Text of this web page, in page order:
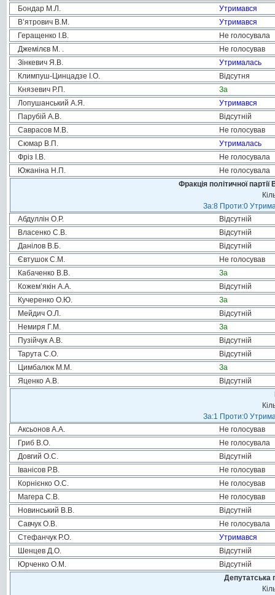
Бондар М.Л.
Утримався
В’ятрович В.М.
Утримався
Геращенко І.В.
Не голосувала
Джемілєв М. .
Не голосував
Зінкевич Я.В.
Утрималась
Климпуш-Цинцадзе І.О.
Відсутня
Князевич Р.П.
За
Лопушанський А.Я.
Утримався
Парубій А.В.
Відсутній
Саврасов М.В.
Не голосував
Сюмар В.П.
Утрималась
Фріз І.В.
Не голосувала
Южаніна Н.П.
Не голосувала
Фракція політичної
За:8 Проти:0
Абдуллін О.Р.
Відсутній
Власенко С.В.
Відсутній
Данілов В.Б.
Відсутній
Євтушок С.М.
Не голосував
Кабаченко В.В.
За
Кожем’якін А.А.
Відсутній
Кучеренко О.Ю.
За
Мейдич О.Л.
Відсутній
Немиря Г.М.
За
Пузійчук А.В.
Відсутній
Тарута С.О.
Відсутній
Цимбалюк М.М.
За
Яценко А.В.
Відсутній
За:1 Проти:0
Аксьонов А.А.
Не голосував
Гриб В.О.
Не голосувала
Довгий О.С.
Відсутній
Іванісов Р.В.
Не голосував
Корнієнко О.С.
Не голосував
Магера С.В.
Не голосував
Новинський В.В.
Відсутній
Савчук О.В.
Не голосувала
Стефанчук Р.О.
Утримався
Шенцев Д.О.
Відсутній
Юрченко О.М.
Відсутній
Депутатська